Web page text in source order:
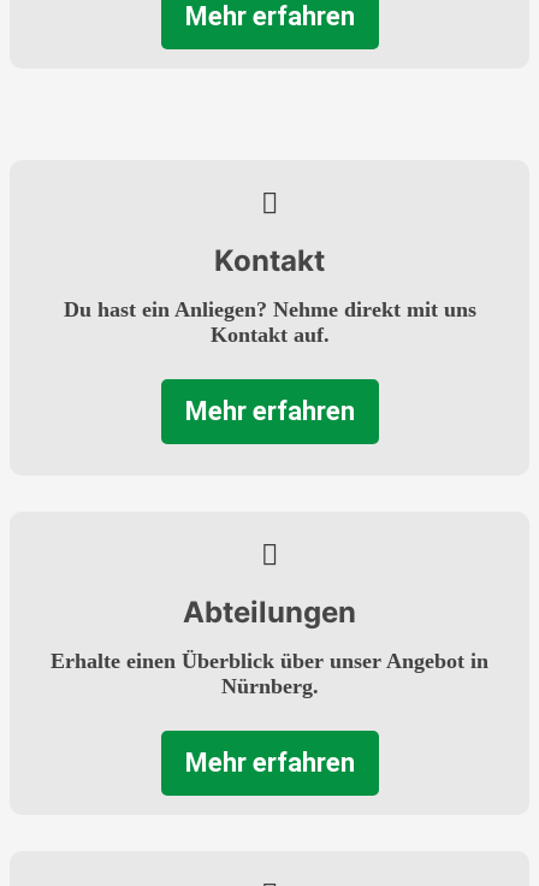
Mehr erfahren
Kontakt
Du hast ein Anliegen? Nehme direkt mit uns
Kontakt auf.
Mehr erfahren
Abteilungen
Erhalte einen Überblick über unser Angebot in
Nürnberg.
Mehr erfahren